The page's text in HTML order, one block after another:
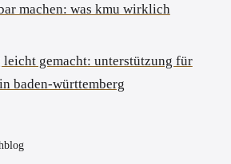
machen: was kmu wirklich
gemacht: unterstützung für
baden-württemberg